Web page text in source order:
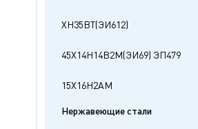
ХН35ВТ(ЭИ612)
45Х14Н14В2М(ЭИ69) ЭП479
15Х16Н2АМ
Нержавеющие стали